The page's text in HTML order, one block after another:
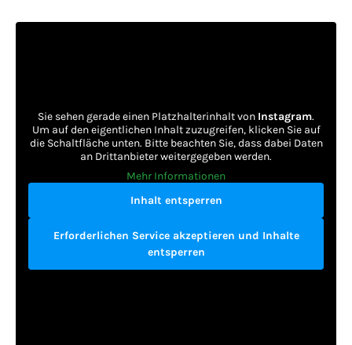
Sie sehen gerade einen Platzhalterinhalt von Instagram.
Um auf den eigentlichen Inhalt zuzugreifen, klicken Sie auf
die Schaltfläche unten. Bitte beachten Sie, dass dabei Daten
an Drittanbieter weitergegeben werden.
Mehr Informationen
Inhalt entsperren
Erforderlichen Service akzeptieren und Inhalte
entsperren